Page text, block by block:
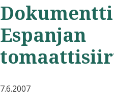
Espanjan
7.6.2007